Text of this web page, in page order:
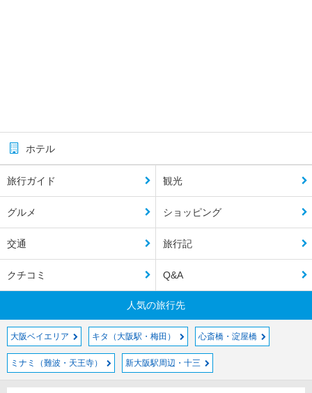
ホテル
旅行ガイド 観光
グルメ ショッピング
交通 旅行記
クチコミ Q&A
人気の旅行先
大阪ベイエリア キタ（大阪駅・梅田） 心斎橋・淀屋橋
ミナミ（難波・天王寺） 新大阪駅周辺・十三